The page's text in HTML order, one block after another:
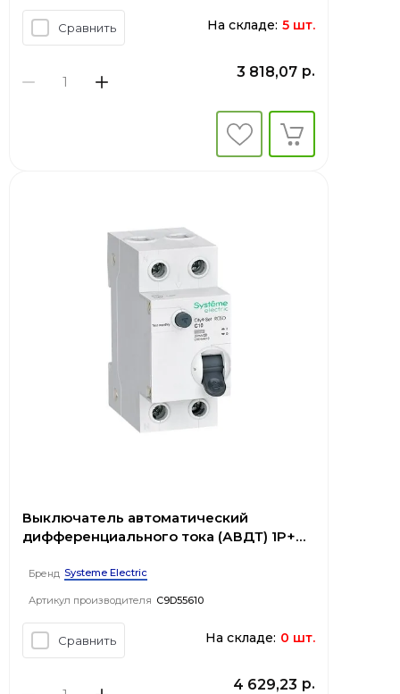
Сравнить На складе: 5 шт.
3 818,07 р.
Выключатель автоматический
дифференциального тока (АВДТ) 1P+N
Бренд Systeme Electric
Артикул производителя C9D55610
Сравнить На складе: 0 шт.
4 629,23 р.